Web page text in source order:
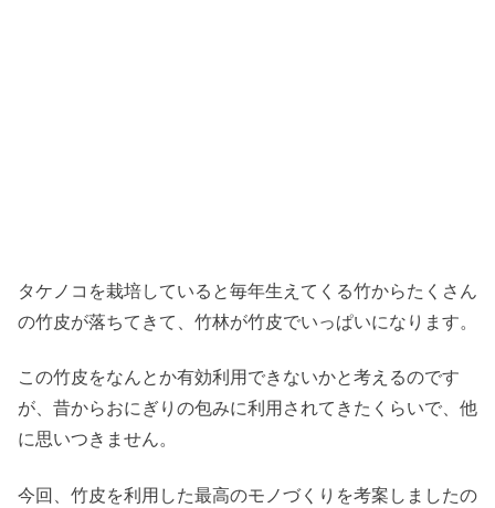
タケノコを栽培していると毎年生えてくる竹からたくさん
の竹皮が落ちてきて、竹林が竹皮でいっぱいになります。
この竹皮をなんとか有効利用できないかと考えるのです
が、昔からおにぎりの包みに利用されてきたくらいで、他
に思いつきません。
今回、竹皮を利用した最高のモノづくりを考案しましたの